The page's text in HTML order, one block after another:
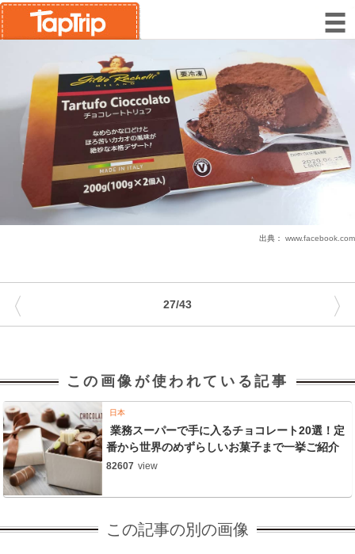
出典： www.facebook.com
27/43
〈 〉
この画像が使われている記事
日本
業務スーパーで手に入るチョコレート20選！定
番から世界のめずらしいお菓子まで一挙ご紹介
82607 view
この記事の別の画像